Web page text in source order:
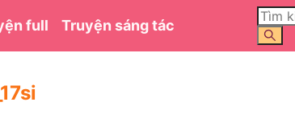
full Truyện sáng tác